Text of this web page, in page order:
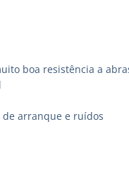
boa resistência a
arranque e ruídos